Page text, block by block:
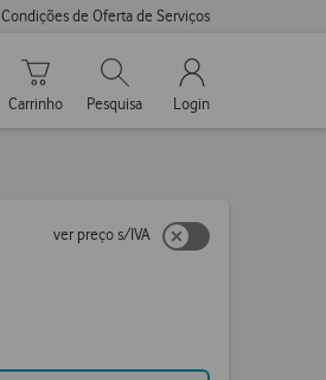
Condições de Oferta de Serviços
Carrinho de compras
Carrinho
Pesquisar
Pesquisa
My Vodafone
Login
ver preço s/IVA